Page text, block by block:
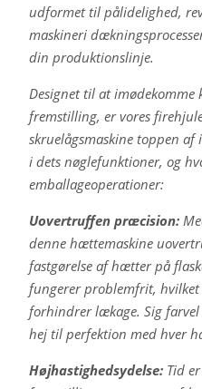
udformet til pålidelighed,
maskineri
din produktionslinje.
Designet til at imødekomme
fremstilling, er vores
skruelågsmaskine toppen af
i dets nøglefunktioner, og
emballageoperationer:
Uovertruffen præcision:
denne hættemaskine
fastgørelse af hætter på
fungerer problemfrit,
forhindrer lækage. Sig farvel
hej til perfektion med hver
Højhastighedsydelse:Tid er